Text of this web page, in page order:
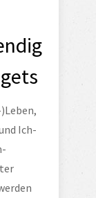
Ich-